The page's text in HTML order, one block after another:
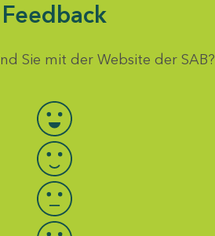
Feedback
Sie mit der Website der SAB?
Bewertung auswählen